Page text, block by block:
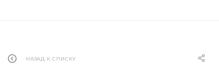
НАЗАД К СПИСКУ